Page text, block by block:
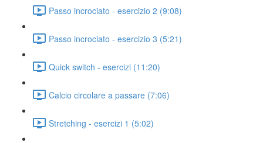
Passo incrociato - esercizio 2 (9:08)
Passo incrociato - esercizio 3 (5:21)
Quick switch - esercizi (11:20)
Calcio circolare a passare (7:06)
Stretching - esercizi 1 (5:02)